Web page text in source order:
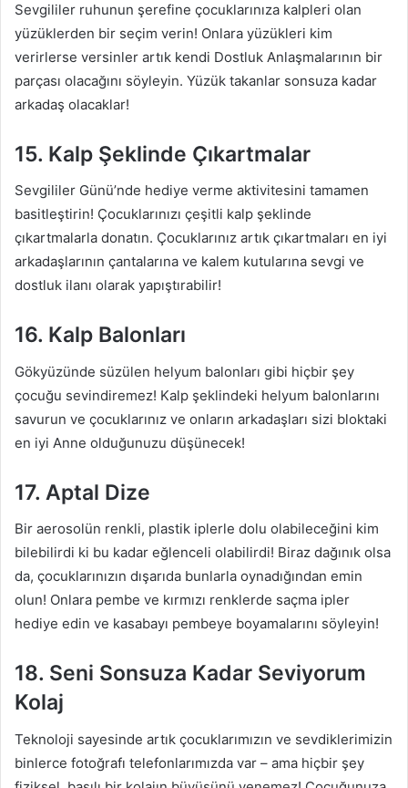
Sevgililer ruhunun şerefine çocuklarınıza kalpleri olan
yüzüklerden bir seçim verin! Onlara yüzükleri kim
verirlerse versinler artık kendi Dostluk Anlaşmalarının bir
parçası olacağını söyleyin. Yüzük takanlar sonsuza kadar
arkadaş olacaklar!
15. Kalp Şeklinde Çıkartmalar
Sevgililer Günü’nde hediye verme aktivitesini tamamen
basitleştirin! Çocuklarınızı çeşitli kalp şeklinde
çıkartmalarla donatın. Çocuklarınız artık çıkartmaları en iyi
arkadaşlarının çantalarına ve kalem kutularına sevgi ve
dostluk ilanı olarak yapıştırabilir!
16. Kalp Balonları
Gökyüzünde süzülen helyum balonları gibi hiçbir şey
çocuğu sevindiremez! Kalp şeklindeki helyum balonlarını
savurun ve çocuklarınız ve onların arkadaşları sizi bloktaki
en iyi Anne olduğunuzu düşünecek!
17. Aptal Dize
Bir aerosolün renkli, plastik iplerle dolu olabileceğini kim
bilebilirdi ki bu kadar eğlenceli olabilirdi! Biraz dağınık olsa
da, çocuklarınızın dışarıda bunlarla oynadığından emin
olun! Onlara pembe ve kırmızı renklerde saçma ipler
hediye edin ve kasabayı pembeye boyamalarını söyleyin!
18. Seni Sonsuza Kadar Seviyorum
Kolaj
Teknoloji sayesinde artık çocuklarımızın ve sevdiklerimizin
binlerce fotoğrafı telefonlarımızda var – ama hiçbir şey